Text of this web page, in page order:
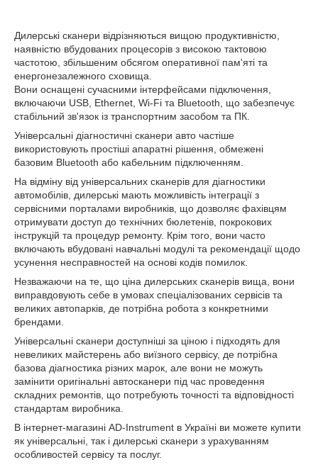
Дилерські сканери відрізняються вищою продуктивністю,
наявністю вбудованих процесорів з високою тактовою
частотою, збільшеним обсягом оперативної пам'яті та
енергонезалежного сховища.
Вони оснащені сучасними інтерфейсами підключення,
включаючи USB, Ethernet, Wi-Fi та Bluetooth, що забезпечує
стабільний зв'язок із транспортним засобом та ПК.
Універсальні діагностичні сканери авто частіше
використовують простіші апаратні рішення, обмежені
базовим Bluetooth або кабельним підключенням.
На відміну від універсальних сканерів для діагностики
автомобілів, дилерські мають можливість інтеграції з
сервісними порталами виробників, що дозволяє фахівцям
отримувати доступ до технічних бюлетенів, покрокових
інструкцій та процедур ремонту. Крім того, вони часто
включають вбудовані навчальні модулі та рекомендації щодо
усунення несправностей на основі кодів помилок.
Незважаючи на те, що ціна дилерських сканерів вища, вони
виправдовують себе в умовах спеціалізованих сервісів та
великих автопарків, де потрібна робота з конкретними
брендами.
Універсальні сканери доступніші за ціною і підходять для
невеликих майстерень або виїзного сервісу, де потрібна
базова діагностика різних марок, але вони не можуть
замінити оригінальні автосканери під час проведення
складних ремонтів, що потребують точності та відповідності
стандартам виробника.
В інтернет-магазині AD-Instrument в Україні ви можете купити
як універсальні, так і дилерські сканери з урахуванням
особливостей сервісу та послуг.